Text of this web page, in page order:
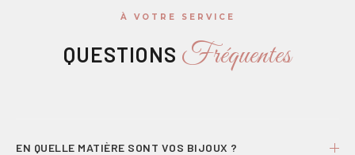
À VOTRE SERVICE
QUESTIONS Fréquentes
EN QUELLE MATIÈRE SONT VOS BIJOUX ?